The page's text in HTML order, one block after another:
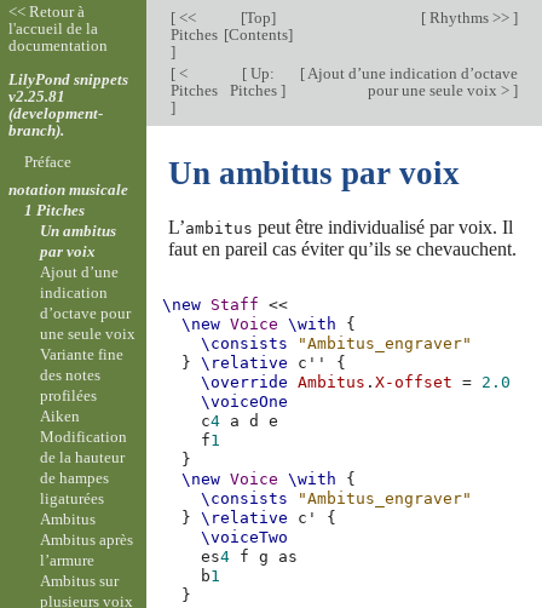
[<<
Pitches
]
[Top]
[Contents]
[Rhythms >> ]
[<
Pitches
]
[Up:
Pitches]
[Ajout d’une indication d’octave
pour une seule voix > ]
Un ambitus par voix
L’ambitus peut être individualisé par voix. Il
faut en pareil cas éviter qu’ils se chevauchent.
\new Staff
<<
\new Voice \with
{
\consists
"Ambitus_engraver"
}
\relative c''
{
\override
Ambitus .X-offset = 2.0
\voiceOne
c4 a d
e
f1
}
\new Voice \with
{
\consists
"Ambitus_engraver"
}
\relative c'
{
\voiceTwo
es4 f g
as
b1
}
<< Retour à
l'accueil de la
documentation
LilyPond snippets
v2.25.81
(development-
branch).
Préface
notation musicale
1 Pitches
Un ambitus
par voix
Ajout d’une
indication
d’octave pour
une seule voix
Variante fine
des notes
profilées
Aiken
Modification
de la hauteur
de hampes
ligaturées
Ambitus
Ambitus après
l’armure
Ambitus sur
plusieurs voix